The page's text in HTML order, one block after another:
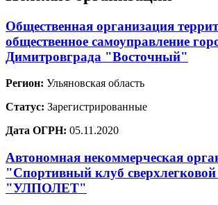
Общественная организация
общественное самоуправление
Димитровграда "Восточный"
Регион: Ульяновская область
Статус: Зарегистрированные
Дата ОГРН: 05.11.2020
Автономная некоммерческая
"Спортивный клуб
"УЛПОЛЕТ"